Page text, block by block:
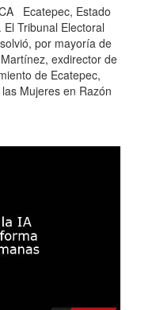
Ecatepec, Estado
Tribunal Electoral
por mayoría de
exdirector de
de Ecatepec,
Mujeres en Razón